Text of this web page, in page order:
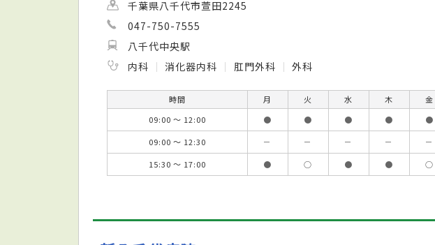
千葉県八千代市萱田2245
047-750-7555
八千代中央駅
内科
消化器内科 肛門外科 外科
時間 月 火 水 木 金
09:00 ～ 12:00
● ● ● ● ●
09:00 ～ 12:30
－ － － － －
15:30 ～ 17:00
● ○ ● ● ○